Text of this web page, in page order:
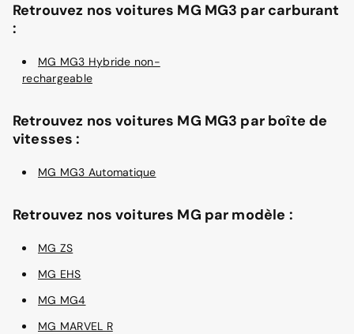
Retrouvez nos voitures MG MG3 par carburant
:
MG MG3 Hybride non-
rechargeable
Retrouvez nos voitures MG MG3 par boîte de
vitesses :
MG MG3 Automatique
Retrouvez nos voitures MG par modèle :
MG ZS
MG EHS
MG MG4
MG MARVEL R